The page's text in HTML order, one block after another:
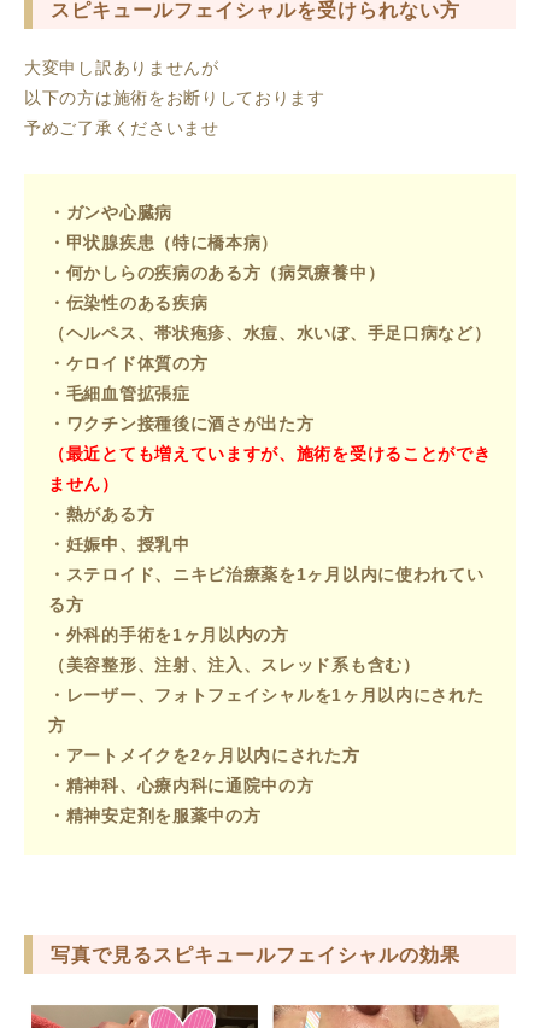
スピキュールフェイシャルを受けられない方
大変申し訳ありませんが
以下の方は施術をお断りしております
予めご了承くださいませ
・ガンや心臓病
・甲状腺疾患（特に橋本病）
・何かしらの疾病のある方（病気療養中）
・伝染性のある疾病
（ヘルペス、帯状疱疹、水痘、水いぼ、手足口病など）
・ケロイド体質の方
・毛細血管拡張症
・ワクチン接種後に酒さが出た方
（最近とても増えていますが、施術を受けることができ
ません）
・熱がある方
・妊娠中、授乳中
・ステロイド、ニキビ治療薬を1ヶ月以内に使われてい
る方
・外科的手術を1ヶ月以内の方
（美容整形、注射、注入、スレッド系も含む）
・ レーザー、フォトフェイシャルを1ヶ月以内にされた
方
・アートメイクを2ヶ月以内にされた方
・精神科、心療内科に通院中の方
・精神安定剤を服薬中の方
写真で見るスピキュールフェイシャルの効果